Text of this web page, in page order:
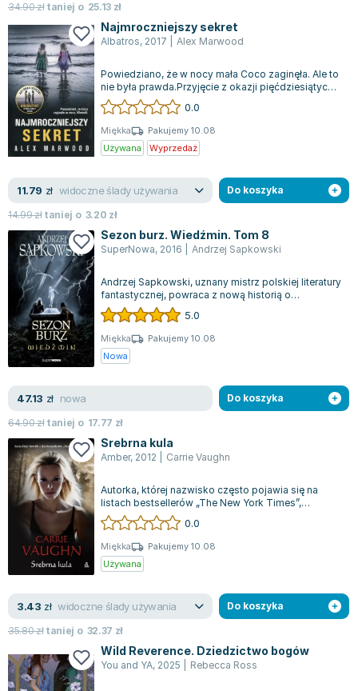
34.90złtaniej o 25.13 zł
Najmroczniejszy sekret
Albatros, 2017 Alex Marwood
Powiedziano, że w nocy mała Coco zaginęła. Ale to
nie była prawda.Przyjęcie z okazji pięćdziesiątych
urodzin Seana Jacksona miało...
0.0
Miękka
Pakujemy 10.08
Używana
Wyprzedaż
11.79 zł widoczne ślady używania
14.99złtaniej o 3.20 zł
Do koszyka
Sezon burz. Wiedźmin. Tom 8
SuperNowa, 2016 Andrzej Sapkowski
Andrzej Sapkowski, uznany mistrz polskiej literatury
fantastycznej, powraca z nową historią o
Wiedźminie, która zaskakuje i fascyn...
5.0
Miękka
Pakujemy 10.08
Nowa
47.13 zł nowa
64.90złtaniej o 17.77 zł
Do koszyka
Srebrna kula
Amber, 2012 Carrie Vaughn
Autorka, której nazwisko często pojawia się na
listach bestsellerów „The New York Times”,
zdobyła nagrodę „Romantic Times” za najl...
0.0
Miękka
Pakujemy 10.08
Używana
3.43 zł widoczne ślady używania
35.80złtaniej o 32.37 zł
Do koszyka
Wild Reverence. Dziedzictwo bogów
You and YA, 2025 Rebecca Ross